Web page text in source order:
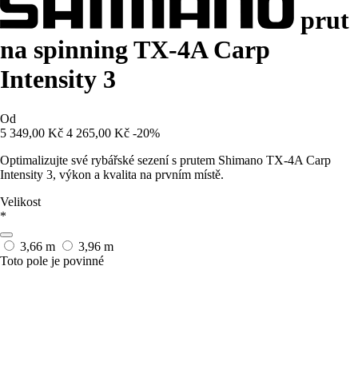
prut
na spinning TX-4A Carp
Intensity 3
Od
5 349,00 Kč 4 265,00 Kč -20%
Optimalizujte své rybářské sezení s prutem Shimano TX-4A Carp
Intensity 3, výkon a kvalita na prvním místě.
Velikost
*
3,66 m
3,96 m
Toto pole je povinné